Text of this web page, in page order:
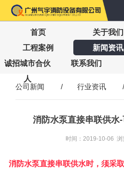
首页 关于我们
工程案例
新闻资讯
诚招城市合伙
人
联系我们
公司新闻 / 行业资讯 /
消防水泵直接串联供水
时间：2019-10-06 浏
消防水泵直接串联供水时，须采